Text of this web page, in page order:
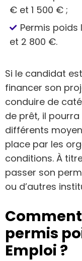
€ et 1 500 € ;
Permis poids
et 2 800 €.
Si le candidat
financer son
conduire de
de prêt, il
différents
place par les
conditions. À
passer son
ou d’autres
permis
Emploi ?